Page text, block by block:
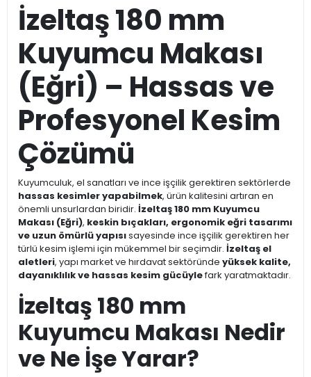
İzeltaş 180 mm
Kuyumcu Makası
(Eğri) – Hassas ve
Profesyonel Kesim
Çözümü
Kuyumculuk, el sanatları ve ince işçilik gerektiren sektörlerde
hassas kesimler yapabilmek, ürün kalitesini artıran en
önemli unsurlardan biridir. İzeltaş 180 mm Kuyumcu
Makası (Eğri), keskin bıçakları, ergonomik eğri tasarımı
ve uzun ömürlü yapısısayesinde ince işçilik gerektiren her
türlü kesim işlemi için mükemmel bir seçimdir. İzeltaş el
aletleri, yapı market ve hırdavat sektöründe yüksek kalite,
dayanıklılık ve hassas kesim gücüylefark yaratmaktadır.
İzeltaş 180 mm
Kuyumcu Makası Nedir
ve Ne İşe Yarar?